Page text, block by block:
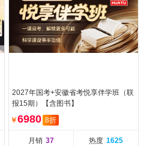
2027年国考+安徽省考悦享伴学班（联
报15期）【含图书】
￥6980 8折
月销 37 热度 1625